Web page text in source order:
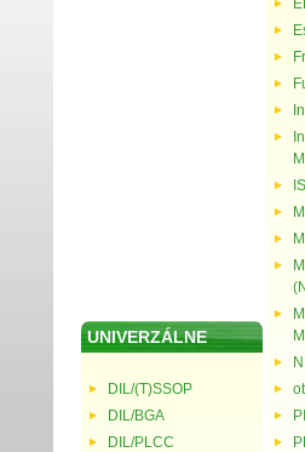
UNIVERZÁLNE
DIL/(T)SSOP
DIL/BGA
DIL/PLCC